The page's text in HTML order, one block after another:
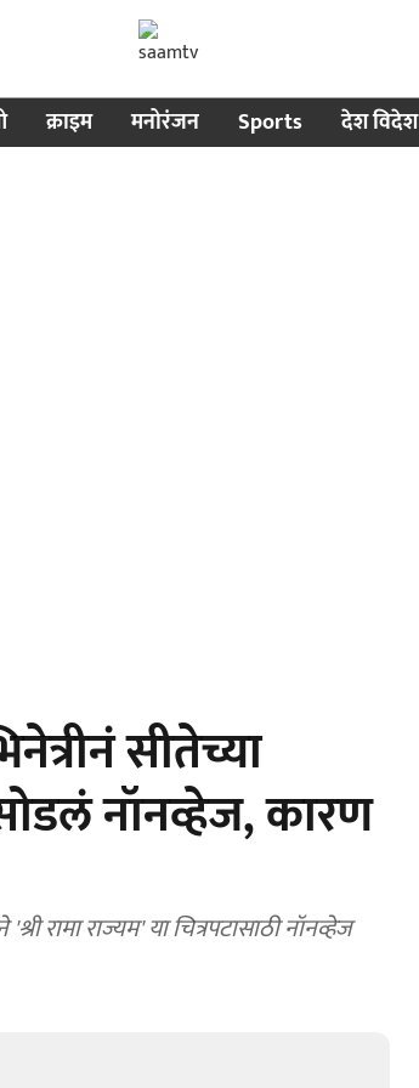
क्राइम मनोरंजन Sports देश विदेश
सीतेच्या
नॉनव्हेज, कारण
रामा राज्यम' या चित्रपटासाठी नॉनव्हेज